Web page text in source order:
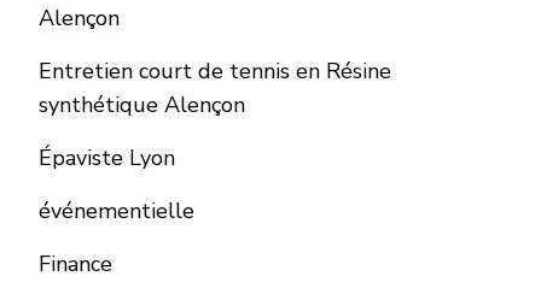
Alençon
Entretien court de tennis en Résine
synthétique Alençon
Épaviste Lyon
événementielle
Finance